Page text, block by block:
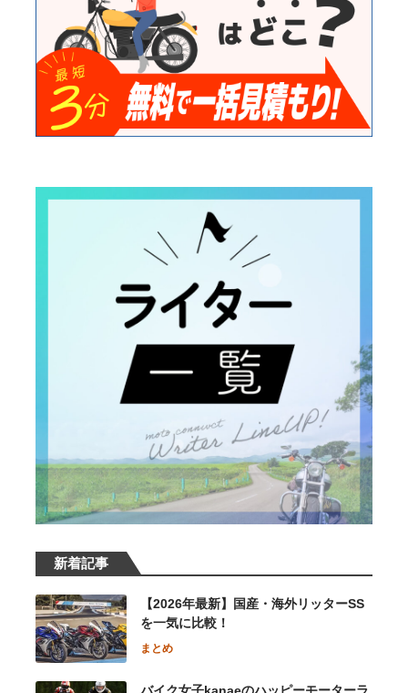
新着記事
【2026年最新】国産・海外リッターSS
を一気に比較！
まとめ